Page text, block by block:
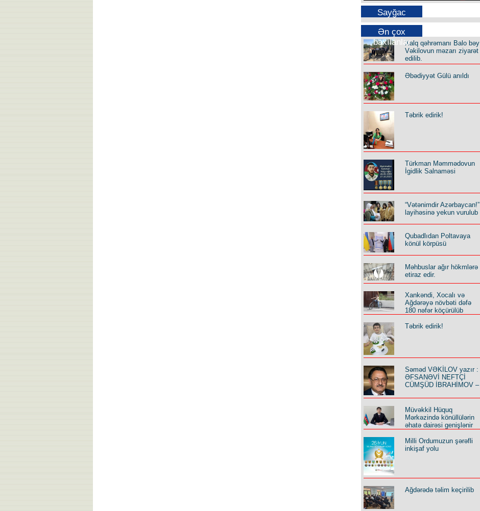
Sayğac
Ən çox
baxılanlarXalq qəhrəmanı Balo bəy
Vəkilovun məzarı ziyarət
edilib.
Əbədiyyət Gülü anıldı
Təbrik edirik!
Türkman Məmmədovun
İgidlik Salnaməsi
“Vətənimdir Azərbaycan!”
layihəsinə yekun vurulub
Qubadlıdan Poltavaya
könül körpüsü
Məhbuslar ağır hökmlərə
etiraz edir.
Xankəndi, Xocalı və
Ağdərəyə növbəti dəfə
180 nəfər köçürülüb
Təbrik edirik!
Səməd VƏKİLOV yazır :
ƏFSANƏVİ NEFTÇİ
CÜMŞÜD İBRAHİMOV –
Müvəkkil Hüquq
Mərkəzində könüllülərin
əhatə dairəsi genişlənir
Milli Ordumuzun şərəfli
inkişaf yolu
Ağdərədə təlim keçirilib